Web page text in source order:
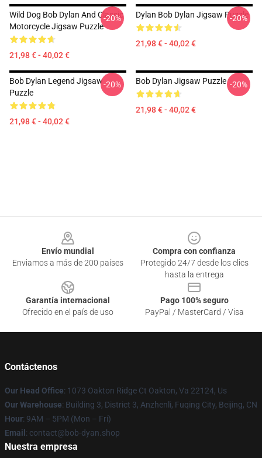
Wild Dog Bob Dylan And Classic
Motorcycle Jigsaw Puzzle
21,98 € - 40,02 €
-20% Dylan Bob Dylan Jigsaw Puzzle
21,98 € - 40,02 €
-20%
Bob Dylan Legend Jigsaw
Puzzle
21,98 € - 40,02 €
-20% Bob Dylan Jigsaw Puzzle
21,98 € - 40,02 €
-20%
Envío mundial
Enviamos a más de 200 países
Compra con confianza
Protegido 24/7 desde los clics
hasta la entrega
Garantía internacional
Ofrecido en el país de uso
Pago 100% seguro
PayPal / MasterCard / Visa
Contáctenos
Our Head Office: 1073 Oakton Ridge Ct Oakton, Va 22124, Us
Our Warehouse: Building 3, District 3, Anzhenli, Fuqing City, Beijing, CN
Hour: 9AM – 5PM (Mon – Fri)
Email : contact@bob-dyan.shop
Nuestra empresa